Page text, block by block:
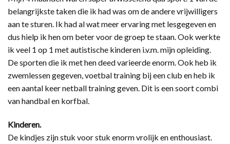
belangrijkste taken die ik had was om de andere vrijwilligers
aan te sturen. Ik had al wat meer ervaring met lesgegeven en
dus hielp ik hen om beter voor de groep te staan. Ook werkte
ik veel 1 op 1 met autistische kinderen i.v.m. mijn opleiding.
De sporten die ik met hen deed varieerde enorm. Ook heb ik
zwemlessen gegeven, voetbal training bij een club en heb ik
een aantal keer netball training geven. Dit is een soort combi
van handbal en korfbal.
Kinderen.
De kindjes zijn stuk voor stuk enorm vrolijk en enthousiast.